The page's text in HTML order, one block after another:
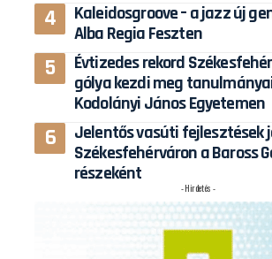
Kaleidosgroove – a jazz új
Alba Regia Feszten
Évtizedes rekord
gólya kezdi meg
Kodolányi János Egyetemen
Jelentős vasúti fejlesztések
Székesfehérváron a Baross
részeként
- Hirdetés -